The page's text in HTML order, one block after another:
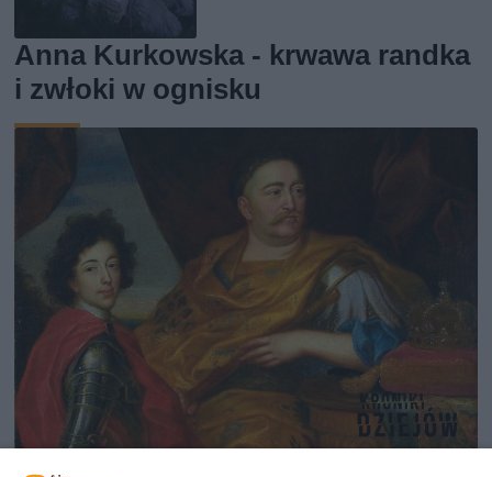
Anna Kurkowska - krwawa randka
i zwłoki w ognisku
Dlaczego nikt nie chciał poślubić